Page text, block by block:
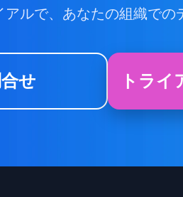
ルで、あなたの組織での
せ トライ